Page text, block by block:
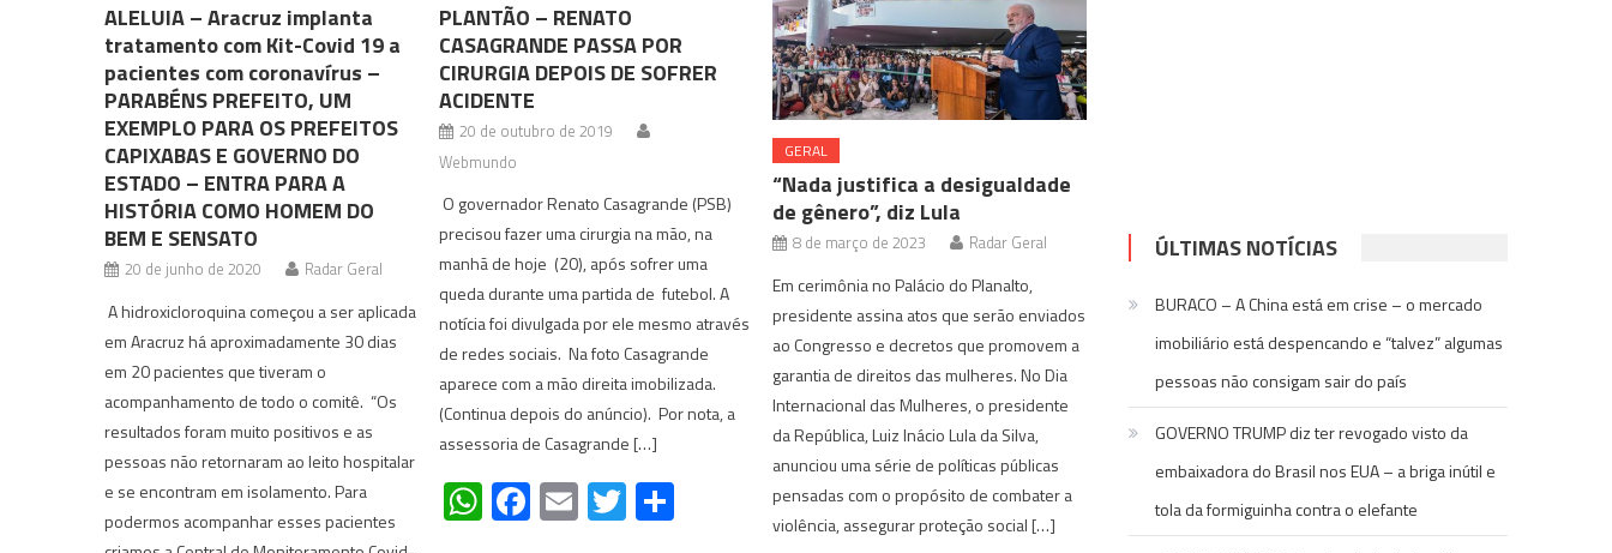
ALELUIA – Aracruz implanta
tratamento com Kit-Covid 19 a
pacientes com coronavírus –
PARABÉNS PREFEITO, UM
EXEMPLO PARA OS PREFEITOS
CAPIXABAS E GOVERNO DO
ESTADO – ENTRA PARA A
HISTÓRIA COMO HOMEM DO
BEM E SENSATO
20 de junho de 2020 Radar Geral
A hidroxicloroquina começou a ser aplicada
em Aracruz há aproximadamente 30 dias
em 20 pacientes que tiveram o
acompanhamento de todo o comitê. “Os
resultados foram muito positivos e as
pessoas não retornaram ao leito hospitalar
e se encontram em isolamento. Para
podermos acompanhar esses pacientes
PLANTÃO – RENATO
CASAGRANDE PASSA POR
CIRURGIA DEPOIS DE SOFRER
ACIDENTE
20 de outubro de 2019
Webmundo
O governador Renato Casagrande (PSB)
precisou fazer uma cirurgia na mão, na
manhã de hoje (20), após sofrer uma
queda durante uma partida de futebol. A
notícia foi divulgada por ele mesmo através
de redes sociais. Na foto Casagrande
aparece com a mão direita imobilizada.
(Continua depois do anúncio). Por nota, a
assessoria de Casagrande […]
WhatsApp
Facebook
EmailTwitter
Share
GERAL
“Nada justifica a desigualdade
de gênero”, diz Lula
8 de março de 2023 Radar Geral
Em cerimônia no Palácio do Planalto,
presidente assina atos que serão enviados
ao Congresso e decretos que promovem a
garantia de direitos das mulheres. No Dia
Internacional das Mulheres, o presidente
da República, Luiz Inácio Lula da Silva,
anunciou uma série de políticas públicas
pensadas com o propósito de combater a
violência, assegurar proteção social […]
ÚLTIMAS NOTÍCIAS
BURACO – A China está em crise – o mercado
imobiliário está despencando e “talvez” algumas
pessoas não consigam sair do país
GOVERNO TRUMP diz ter revogado visto da
embaixadora do Brasil nos EUA – a briga inútil e
tola da formiguinha contra o elefante